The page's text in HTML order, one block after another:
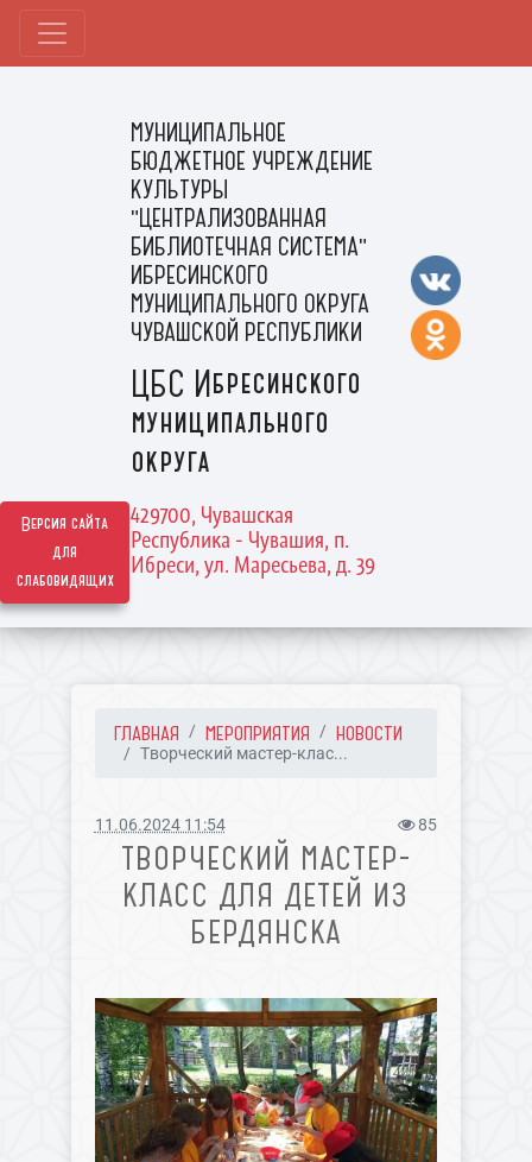
Версия сайта
для
слабовидящих
МУНИЦИПАЛЬНОЕ
БЮДЖЕТНОЕ УЧРЕЖДЕНИЕ
КУЛЬТУРЫ
"ЦЕНТРАЛИЗОВАННАЯ
БИБЛИОТЕЧНАЯ СИСТЕМА"
ИБРЕСИНСКОГО
МУНИЦИПАЛЬНОГО ОКРУГА
ЧУВАШСКОЙ РЕСПУБЛИКИ
ЦБС Ибресинского
муниципального
округа
429700, Чувашская
Республика - Чувашия, п.
Ибреси, ул. Маресьева, д. 39
ГЛАВНАЯ МЕРОПРИЯТИЯ НОВОСТИ
Творческий мастер-клас...
11.06.2024 11:54 85
ТВОРЧЕСКИЙ МАСТЕР-
КЛАСС ДЛЯ ДЕТЕЙ ИЗ
БЕРДЯНСКА